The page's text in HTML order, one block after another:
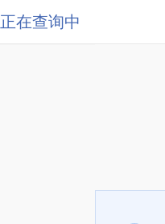
正在查询中